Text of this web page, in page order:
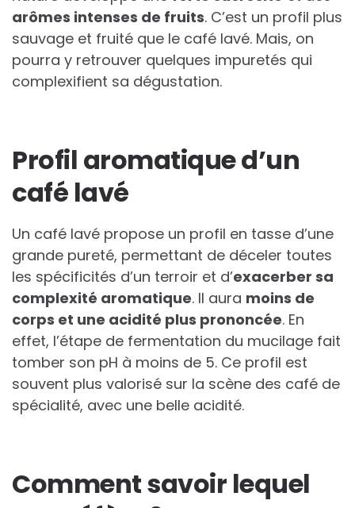
arômes intenses de fruits. C’est un profil plus
sauvage et fruité que le café lavé. Mais, on
pourra y retrouver quelques impuretés qui
complexifient sa dégustation.
Profil aromatique d’un
café lavé
Un café lavé propose un profil en tasse d’une
grande pureté, permettant de déceler toutes
les spécificités d’un terroir et d’exacerber sa
complexité aromatique. Il aura moins de
corps et une acidité plus prononcée. En
effet, l’étape de fermentation du mucilage fait
tomber son pH à moins de 5. Ce profil est
souvent plus valorisé sur la scène des café de
spécialité, avec une belle acidité.
Comment savoir lequel